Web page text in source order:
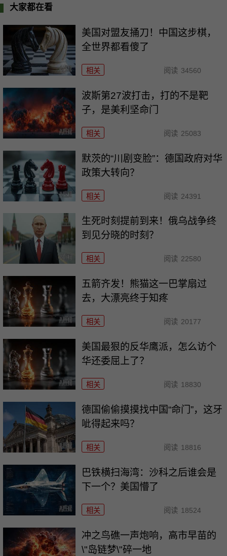
大家都在看
美国对盟友捅刀！中国这步棋，
全世界都看傻了
相关 阅读 34560
波斯第27波打击，打的不是靶
子，是美利坚命门
相关 阅读 25083
默茨的“川剧变脸”：德国政府对华
政策大转向？
相关 阅读 24391
生死时刻提前到来！俄乌战争终
到见分晓的时刻？
相关 阅读 22580
五箭齐发！熊猫这一巴掌扇过
去，大漂亮终于知疼
相关 阅读 20177
美国最狠的反华鹰派，怎么访个
华还委屈上了？
相关 阅读 18830
德国偷偷摸摸找中国“命门”，这牙
呲得起来吗？
相关 阅读 18816
巴铁横扫海湾：沙科之后谁会是
下一个？美国懵了
相关 阅读 18524
冲之鸟礁一声炮响，高市早苗的
\"岛链梦\"碎一地